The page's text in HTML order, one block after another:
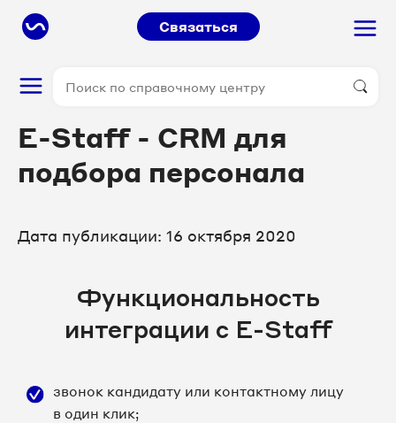
Связаться
E-Staff - CRM для
подбора персонала
Дата публикации: 16 октября 2020
Функциональность
интеграции с E-Staff
звонок кандидату или контактному лицу
в один клик;